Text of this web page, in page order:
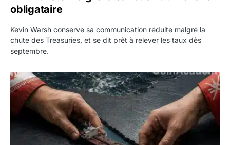
obligataire
Kevin Warsh conserve sa communication réduite malgré la
chute des Treasuries, et se dit prêt à relever les taux dès
septembre.
Ormuz : l’Iran annonce un accord avec Oman sur une